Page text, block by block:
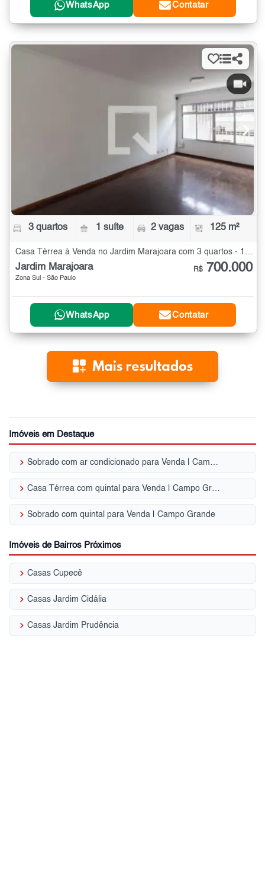
WhatsApp Contatar
3 quartos 1 suíte 2 vagas 125 m²
Casa Térrea à Venda no Jardim Marajoara com 3 quartos - 125 m²
Jardim Marajoara
Zona Sul - São Paulo
R$ 700.000
WhatsApp Contatar
Imóveis em Destaque
keyboard_arrow_right Sobrado com ar condicionado para Venda | Campo Grande
keyboard_arrow_right Casa Térrea com quintal para Venda | Campo Grande
keyboard_arrow_right Sobrado com quintal para Venda | Campo Grande
Imóveis de Bairros Próximos
keyboard_arrow_right Casas Cupecê
keyboard_arrow_right Casas Jardim Cidália
keyboard_arrow_right Casas Jardim Prudência